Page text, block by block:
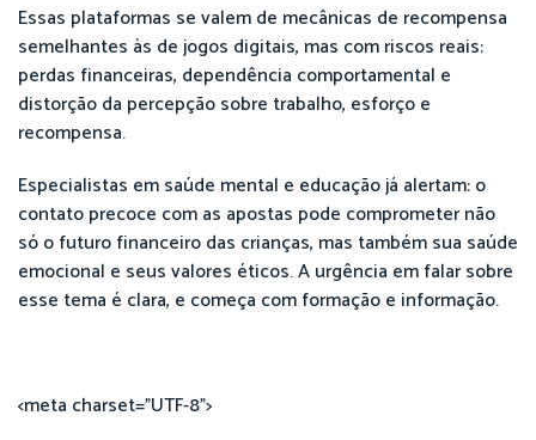
Essas plataformas se valem de mecânicas de recompensa
semelhantes às de jogos digitais, mas com riscos reais:
perdas financeiras, dependência comportamental e
distorção da percepção sobre trabalho, esforço e
recompensa.
Especialistas em saúde mental e educação já alertam: o
contato precoce com as apostas pode comprometer não
só o futuro financeiro das crianças, mas também sua saúde
emocional e seus valores éticos. A urgência em falar sobre
esse tema é clara, e começa com formação e informação.
<meta charset="UTF-8">